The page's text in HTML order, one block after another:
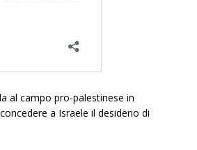
al campo pro-palestinese in
a Israele il desiderio di